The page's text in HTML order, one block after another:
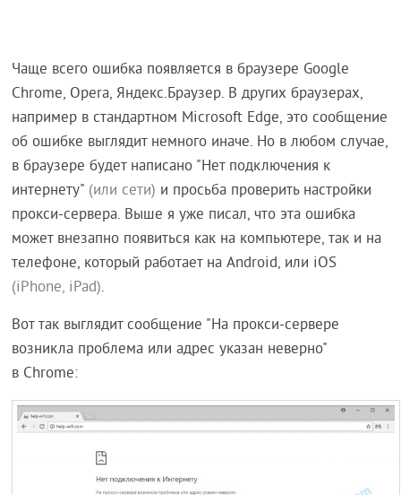
Чаще всего ошибка появляется в браузере Google
Chrome, Opera, Яндекс.Браузер. В других браузерах,
например в стандартном Microsoft Edge, это сообщение
об ошибке выглядит немного иначе. Но в любом случае,
в браузере будет написано "Нет подключения к
интернету" (или сети) и просьба проверить настройки
прокси-сервера. Выше я уже писал, что эта ошибка
может внезапно появиться как на компьютере, так и на
телефоне, который работает на Android, или iOS
(iPhone, iPad).
Вот так выглядит сообщение "На прокси-сервере
возникла проблема или адрес указан неверно"
в Chrome: